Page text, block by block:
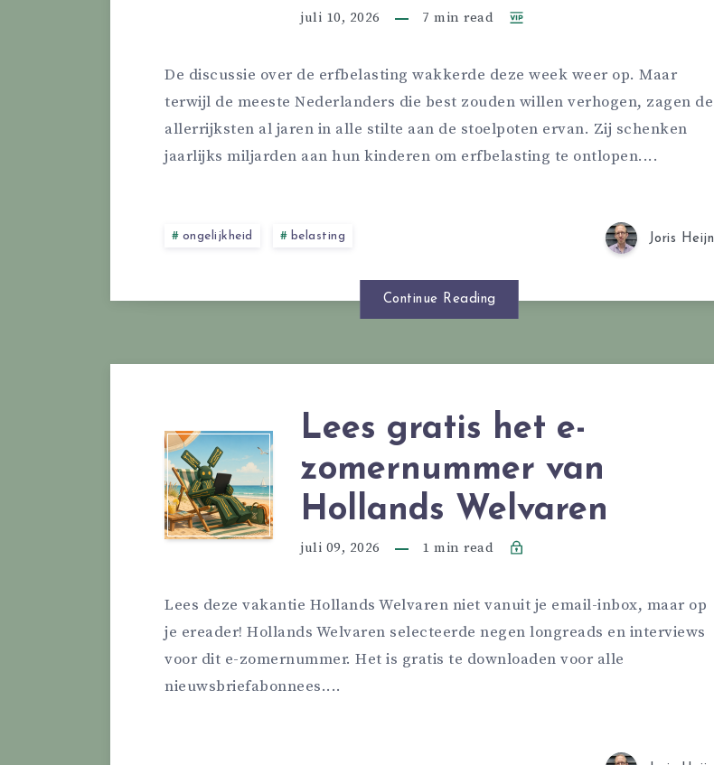
juli 10, 2026 7 min read
De discussie over de erfbelasting wakkerde deze week weer op. Maar
terwijl de meeste Nederlanders die best zouden willen verhogen, zagen de
allerrijksten al jaren in alle stilte aan de stoelpoten ervan. Zij schenken
jaarlijks miljarden aan hun kinderen om erfbelasting te ontlopen....
ongelijkheid belasting Joris Heijn
Continue Reading
Lees gratis het e-
zomernummer van
Hollands Welvaren
juli 09, 2026 1 min read
Lees deze vakantie Hollands Welvaren niet vanuit je email-inbox, maar op
je ereader! Hollands Welvaren selecteerde negen longreads en interviews
voor dit e-zomernummer. Het is gratis te downloaden voor alle
nieuwsbriefabonnees....